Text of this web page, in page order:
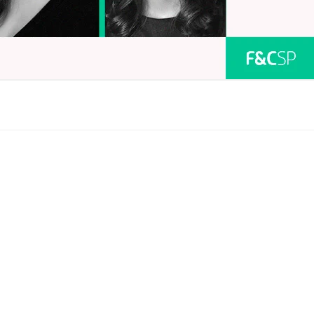
com planos individuais a partir de
destinado para o pequeno empreendedor.